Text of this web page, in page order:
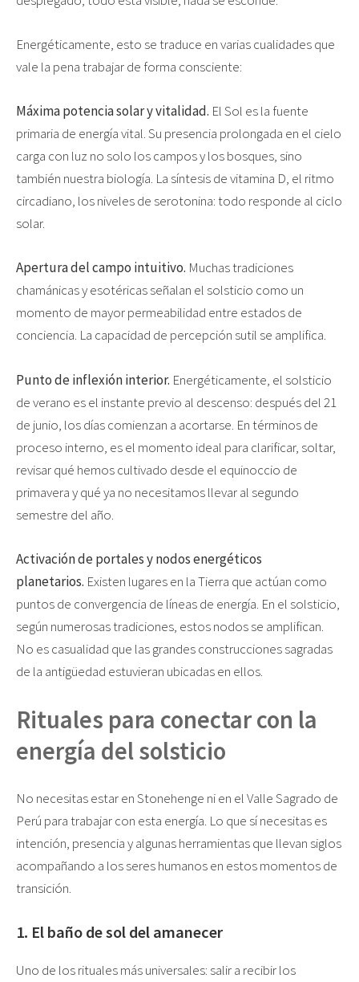
Energéticamente, esto se traduce en varias cualidades que
vale la pena trabajar de forma consciente:
Máxima potencia solar y vitalidad. El Sol es la fuente
primaria de energía vital. Su presencia prolongada en el cielo
carga con luz no solo los campos y los bosques, sino
también nuestra biología. La síntesis de vitamina D, el ritmo
circadiano, los niveles de serotonina: todo responde al ciclo
solar.
Apertura del campo intuitivo. Muchas tradiciones
chamánicas y esotéricas señalan el solsticio como un
momento de mayor permeabilidad entre estados de
conciencia. La capacidad de percepción sutil se amplifica.
Punto de inflexión interior. Energéticamente, el solsticio
de verano es el instante previo al descenso: después del 21
de junio, los días comienzan a acortarse. En términos de
proceso interno, es el momento ideal para clarificar, soltar,
revisar qué hemos cultivado desde el equinoccio de
primavera y qué ya no necesitamos llevar al segundo
semestre del año.
Activación de portales y nodos energéticos
planetarios. Existen lugares en la Tierra que actúan como
puntos de convergencia de líneas de energía. En el solsticio,
según numerosas tradiciones, estos nodos se amplifican.
No es casualidad que las grandes construcciones sagradas
de la antigüedad estuvieran ubicadas en ellos.
Rituales para conectar con la
energía del solsticio
No necesitas estar en Stonehenge ni en el Valle Sagrado de
Perú para trabajar con esta energía. Lo que sí necesitas es
intención, presencia y algunas herramientas que llevan siglos
acompañando a los seres humanos en estos momentos de
transición.
1. El baño de sol del amanecer
Uno de los rituales más universales: salir a recibir los